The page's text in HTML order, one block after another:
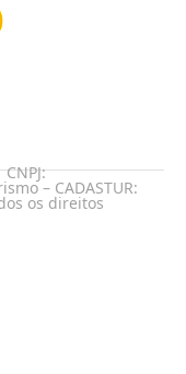
– CADASTUR:
os direitos